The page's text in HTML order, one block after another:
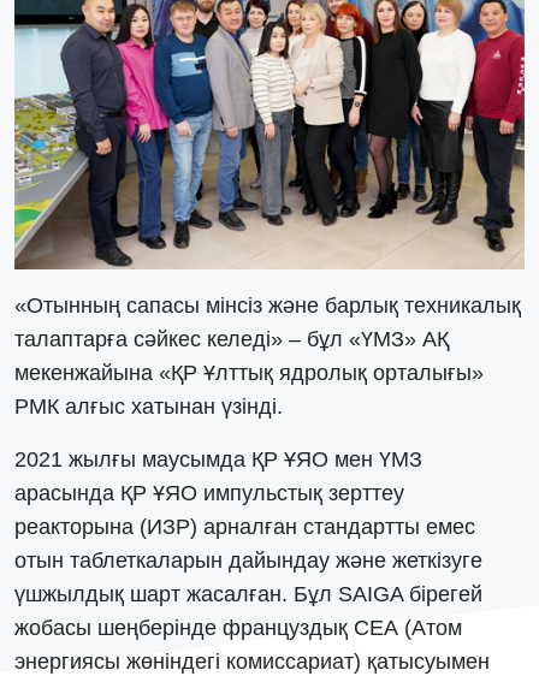
«Отынның сапасы мінсіз және барлық техникалық
талаптарға сәйкес келеді» – бұл «ҮМЗ» АҚ
мекенжайына «ҚР Ұлттық ядролық орталығы»
РМК алғыс хатынан үзінді.
2021 жылғы маусымда ҚР ҰЯО мен ҮМЗ
арасында ҚР ҰЯО импульстық зерттеу
реакторына (ИЗР) арналған стандартты емес
отын таблеткаларын дайындау және жеткізуге
үшжылдық шарт жасалған. Бұл SAIGA бірегей
жобасы шеңберінде француздық СЕА (Атом
энергиясы жөніндегі комиссариат) қатысуымен